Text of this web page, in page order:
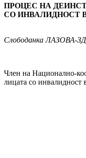
ПРОЦЕС НА
СО ИНВАЛИДНОСТ
СлободанкаЛАЗОВА-
Член на Национално-
лицата со